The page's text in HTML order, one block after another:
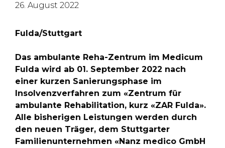
26. August 2022
Fulda/Stuttgart
Das ambulante Reha-Zentrum im Medicum
Fulda wird ab 01. September 2022 nach
einer kurzen Sanierungsphase im
Insolvenzverfahren zum «Zentrum für
ambulante Rehabilitation, kurz «ZAR Fulda».
Alle bisherigen Leistungen werden durch
den neuen Träger, dem Stuttgarter
Familienunternehmen «Nanz medico GmbH